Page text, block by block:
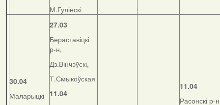
М.Гулінскі
30.04
Маларыцкі
27.03
Бераставіцкі
р-н,
Дз.Вінчэўскі,
Т.Смыкоўская
11.04
11.04
Расонскі р-